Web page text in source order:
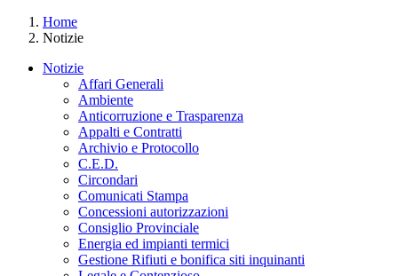
Home
Notizie
Notizie
Affari Generali
Ambiente
Anticorruzione e Trasparenza
Appalti e Contratti
Archivio e Protocollo
C.E.D.
Circondari
Comunicati Stampa
Concessioni autorizzazioni
Consiglio Provinciale
Energia ed impianti termici
Gestione Rifiuti e bonifica siti inquinanti